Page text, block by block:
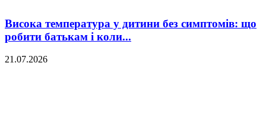
Висока температура у дитини без симптомів: що
робити батькам і коли...
21.07.2026